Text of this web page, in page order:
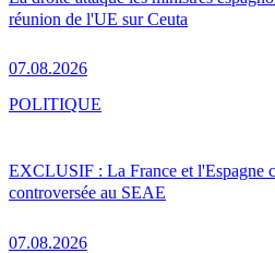
réunion de l'UE sur Ceuta
07.08.2026
EXCLUSIF : La France et l'Espagne
controversée au SEAE
07.08.2026
POLITIQUE